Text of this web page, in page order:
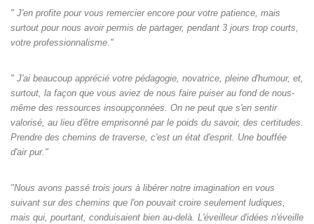
" J'en profite pour vous remercier encore pour votre patience, mais
surtout pour nous avoir permis de partager, pendant 3 jours trop courts,
votre professionnalisme."
" J'ai beaucoup apprécié votre pédagogie, novatrice, pleine d'humour, et,
surtout, la façon que vous aviez de nous faire puiser au fond de nous-
même des ressources insoupçonnées. On ne peut que s'en sentir
valorisé, au lieu d'être emprisonné par le poids du savoir, des certitudes.
Prendre des chemins de traverse, c'est un état d'esprit. Une bouffée
d'air pur."
"Nous avons passé trois jours à libérer notre imagination en vous
suivant sur des chemins que l'on pouvait croire seulement ludiques,
mais qui, pourtant, conduisaient bien au-delà. L'éveilleur d'idées n'éveille